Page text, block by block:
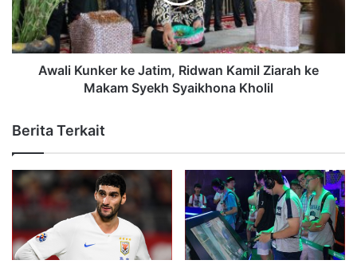
Awali Kunker ke Jatim, Ridwan Kamil Ziarah ke
Makam Syekh Syaikhona Kholil
Berita Terkait